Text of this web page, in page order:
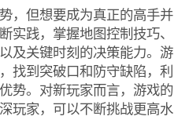
，但想要成为真正的高手并
实践，掌握地图控制技巧、
及关键时刻的决策能力。游
找到突破口和防守缺陷，利
势。对新玩家而言，游戏的
玩家，可以不断挑战更高水